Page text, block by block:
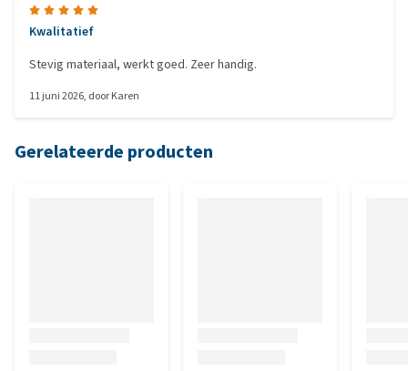
Kwalitatief
Stevig materiaal, werkt goed. Zeer handig.
11 juni 2026, doorKaren
Gerelateerde producten